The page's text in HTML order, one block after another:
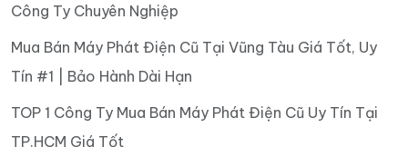
Công Ty Chuyên Nghiệp
Mua Bán Máy Phát Điện Cũ Tại Vũng Tàu Giá Tốt, Uy
Tín #1 | Bảo Hành Dài Hạn
TOP 1 Công Ty Mua Bán Máy Phát Điện Cũ Uy Tín Tại
TP.HCM Giá Tốt